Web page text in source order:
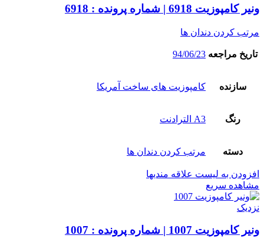
ونیر کامپوزیت 6918 | شماره پرونده : 6918
مرتب کردن دندان ها
تاریخ مراجعه 94/06/23
سازنده کامپوزیت های ساخت آمریکا
رنگ A3 الترادنت
دسته مرتب کردن دندان ها
افزودن به لیست علاقه مندیها
مشاهده سریع
نزدیک
ونیر کامپوزیت 1007 | شماره پرونده : 1007